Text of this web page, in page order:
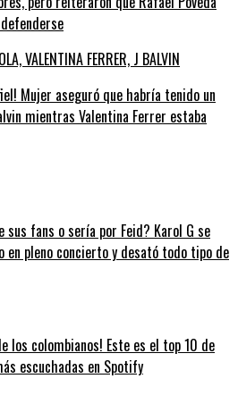
Mujer aseguró que habría tenido un
mientras Valentina Ferrer estaba
sus fans o sería por Feid? Karol G se
en pleno concierto y desató todo tipo de
los colombianos! Este es el top 10 de
escuchadas en Spotify